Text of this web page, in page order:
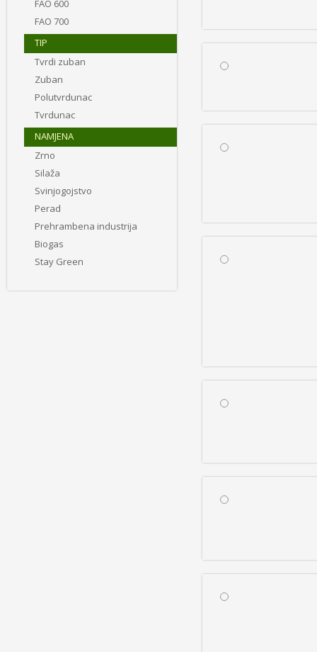
FAO 600
FAO 700
TIP
Tvrdi zuban
Zuban
Polutvrdunac
Tvrdunac
NAMJENA
Zrno
Silaža
Svinjogojstvo
Perad
Prehrambena industrija
Biogas
Stay Green